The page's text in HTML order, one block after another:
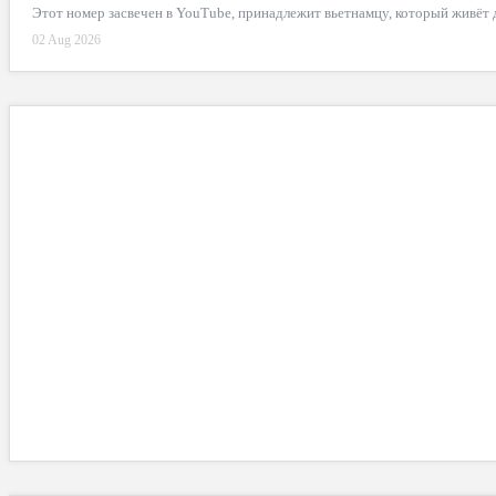
Этот номер засвечен в YouTube, принадлежит вьетнамцу, который живёт
02 Aug 2026